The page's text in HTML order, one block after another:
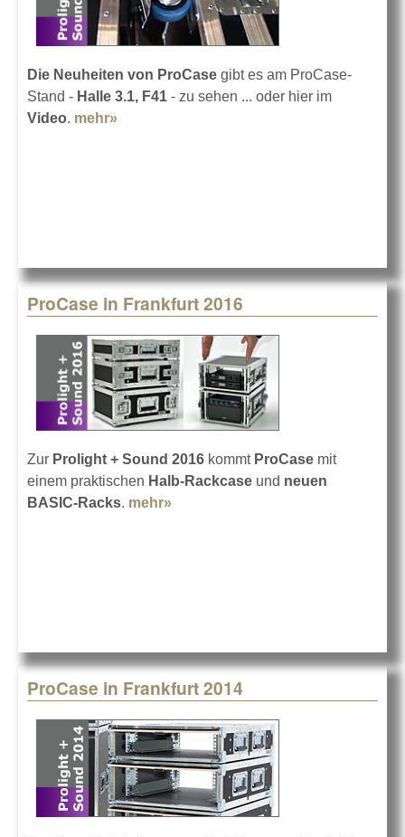
Die Neuheiten von ProCase gibt es am ProCase-
Stand - Halle 3.1, F41 - zu sehen ... oder hier im
Video. mehr»
ProCase in Frankfurt 2016
Zur Prolight + Sound 2016 kommt ProCase mit
einem praktischen Halb-Rackcase und neuen
BASIC-Racks. mehr»
ProCase in Frankfurt 2014